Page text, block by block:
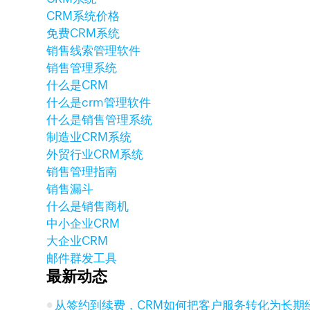
CRM系统价格
免费CRM系统
销售线索管理软件
销售管理系统
什么是CRM
什么是crm管理软件
什么是销售管理系统
制造业CRM系统
外贸行业CRM系统
销售管理指南
销售漏斗
什么是销售商机
中小企业CRM
大企业CRM
邮件群发工具
最新动态
从签约到续费，CRM如何把客户服务转化为长期